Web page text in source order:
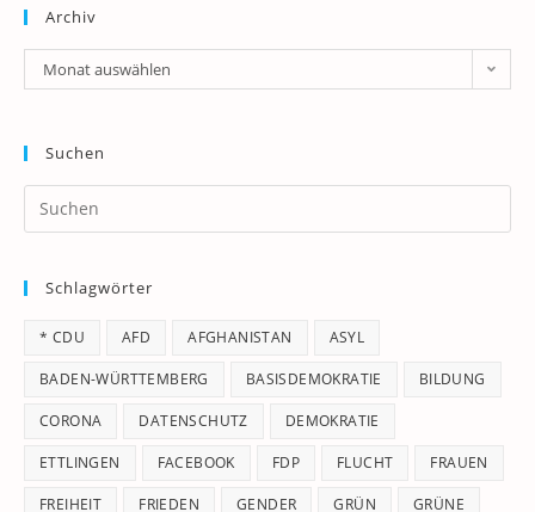
Archiv
Archiv
Monat auswählen
Suchen
Schlagwörter
* CDU AFD AFGHANISTAN ASYL
BADEN-WÜRTTEMBERG BASISDEMOKRATIE BILDUNG
CORONA DATENSCHUTZ DEMOKRATIE
ETTLINGEN FACEBOOK FDP FLUCHT FRAUEN
FREIHEIT FRIEDEN GENDER GRÜN GRÜNE